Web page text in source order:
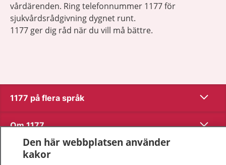
vårdärenden. Ring telefonnummer 1177 för
sjukvårdsrådgivning dygnet runt.
1177 ger dig råd när du vill må bättre.
1177 på flera språk Visa
Om 1177 Visa
Kontakt
Den här webbplatsen använder
kakor